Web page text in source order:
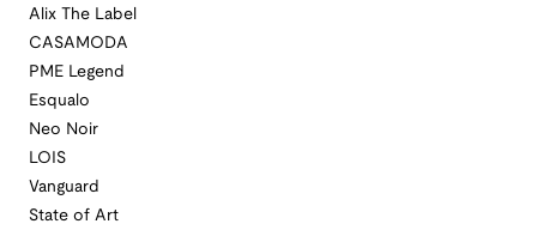
Alix The Label
CASAMODA
PME Legend
Esqualo
Neo Noir
LOIS
Vanguard
State of Art